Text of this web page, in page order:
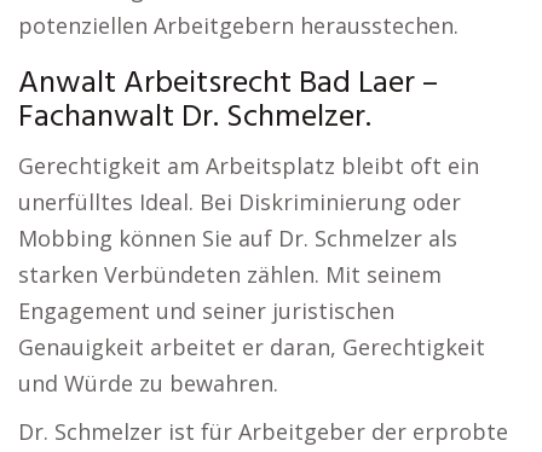
potenziellen Arbeitgebern herausstechen.
Anwalt Arbeitsrecht Bad Laer –
Fachanwalt Dr. Schmelzer.
Gerechtigkeit am Arbeitsplatz bleibt oft ein
unerfülltes Ideal. Bei Diskriminierung oder
Mobbing können Sie auf Dr. Schmelzer als
starken Verbündeten zählen. Mit seinem
Engagement und seiner juristischen
Genauigkeit arbeitet er daran, Gerechtigkeit
und Würde zu bewahren.
Dr. Schmelzer ist für Arbeitgeber der erprobte